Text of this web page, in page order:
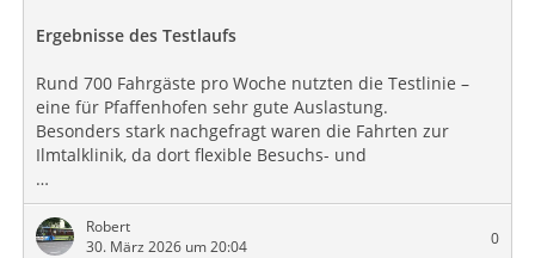
Ergebnisse des Testlaufs
Rund 700 Fahrgäste pro Woche nutzten die Testlinie –
eine für Pfaffenhofen sehr gute Auslastung.
Besonders stark nachgefragt waren die Fahrten zur
Ilmtalklinik, da dort flexible Besuchs- und
…
Robert
30. März 2026 um 20:04
0